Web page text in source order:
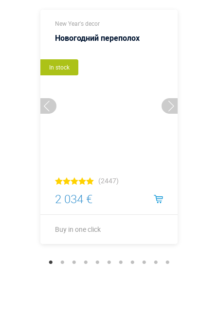
New Year's decor
Новогодний переполох
In stock
(2447)
2 034 €
Buy in one click